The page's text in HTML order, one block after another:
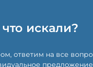
искали?
ответим на все
предложение